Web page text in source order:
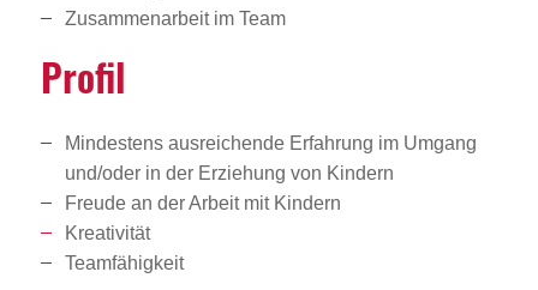
Zusammenarbeit im Team
Profil
Mindestens ausreichende Erfahrung im Umgang
und/oder in der Erziehung von Kindern
Freude an der Arbeit mit Kindern
Kreativität
Teamfähigkeit